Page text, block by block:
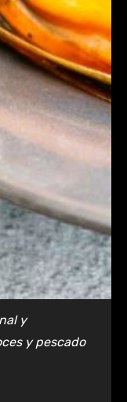
y
y pescado